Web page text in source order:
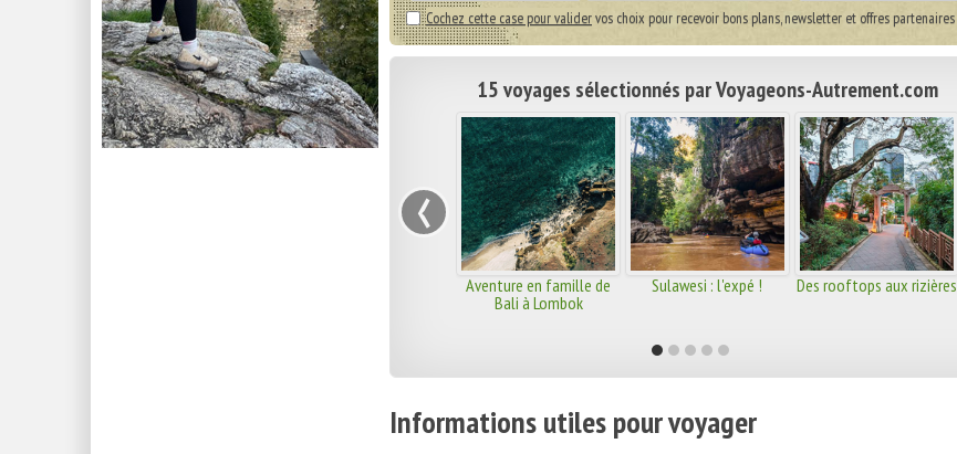
Cochez cette case pour validervos choix pour recevoir bons plans, newsletter et offres partenaires
15 voyages sélectionnés par Voyageons-Autrement.com
Aventure en famille de
Bali à Lombok
Sulawesi : l'expé ! Des rooftops aux rizières
‹
Informations utiles pour voyager